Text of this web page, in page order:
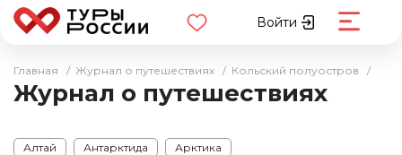
Войти
Главная / Журнал о путешествиях / Кольский полуостров /
Журнал о путешествиях
Алтай Антарктида
Арктика